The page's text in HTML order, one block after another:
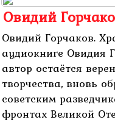
Овидий
Овидий Горчаков.
аудиокниге Овидия
автор остаётся
творчества, вновь
советским
фронтах Великой